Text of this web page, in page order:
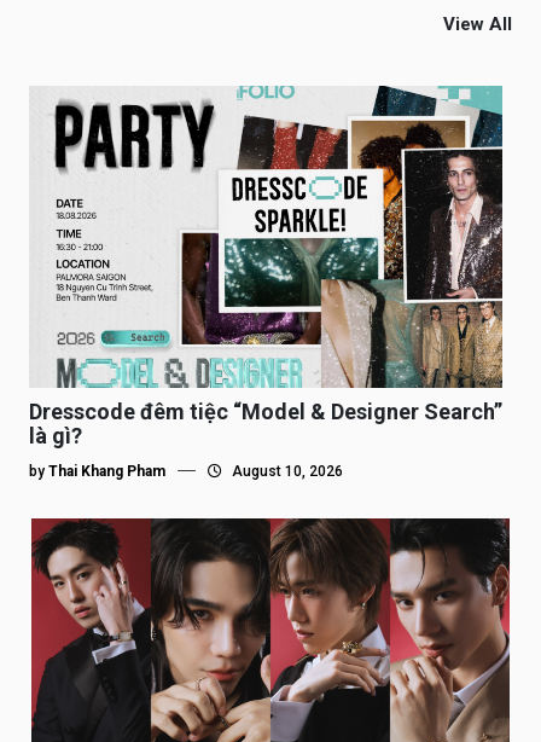
View All
Dresscode đêm tiệc “Model & Designer Search”
là gì?
by Thai Khang Pham August 10, 2026